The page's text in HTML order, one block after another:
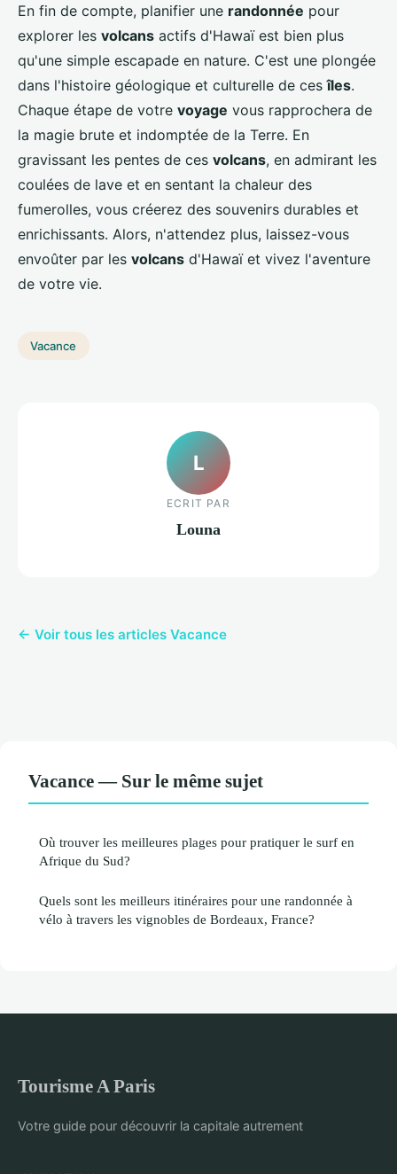
En fin de compte, planifier une randonnée pour
explorer les volcans actifs d'Hawaï est bien plus
qu'une simple escapade en nature. C'est une plongée
dans l'histoire géologique et culturelle de cesîles.
Chaque étape de votre voyage vous rapprochera de
la magie brute et indomptée de la Terre. En
gravissant les pentes de ces volcans, en admirant les
coulées de lave et en sentant la chaleur des
fumerolles, vous créerez des souvenirs durables et
enrichissants. Alors, n'attendez plus, laissez-vous
envoûter par les volcans d'Hawaï et vivez l'aventure
de votre vie.
Vacance
L
ECRIT PAR
Louna
← Voir tous les articles Vacance
Vacance — Sur le même sujet
Où trouver les meilleures plages pour pratiquer le surf en
Afrique du Sud?
Quels sont les meilleurs itinéraires pour une randonnée à
vélo à travers les vignobles de Bordeaux, France?
Tourisme A Paris
Votre guide pour découvrir la capitale autrement